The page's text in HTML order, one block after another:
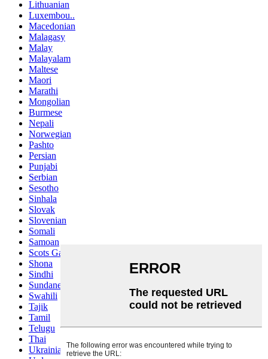
Lithuanian
Luxembou..
Macedonian
Malagasy
Malay
Malayalam
Maltese
Maori
Marathi
Mongolian
Burmese
Nepali
Norwegian
Pashto
Persian
Punjabi
Serbian
Sesotho
Sinhala
Slovak
Slovenian
Somali
Samoan
Scots Gaelic
Shona
Sindhi
Sundanese
Swahili
Tajik
Tamil
Telugu
Thai
Ukrainian